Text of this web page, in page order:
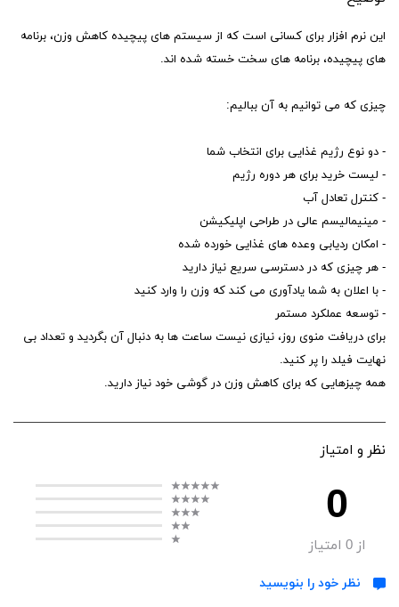
این نرم افزار برای کسانی است که از سیستم های پیچیده کاهش وزن، برنامه
های پیچیده، برنامه های سخت خسته شده اند.
چیزی که می توانیم به آن ببالیم:
- دو نوع رژیم غذایی برای انتخاب شما
- لیست خرید برای هر دوره رژیم
- کنترل تعادل آب
- مینیمالیسم عالی در طراحی اپلیکیشن
- امکان ردیابی وعده های غذایی خورده شده
- هر چیزی که در دسترسی سریع نیاز دارید
- با اعلان به شما یادآوری می کند که وزن را وارد کنید
- توسعه عملکرد مستمر
برای دریافت منوی روز، نیازی نیست ساعت ها به دنبال آن بگردید و تعداد بی
نهایت فیلد را پر کنید.
همه چیزهایی که برای کاهش وزن در گوشی خود نیاز دارید.
نظر و امتیاز
0
از0 امتیاز
نظر خود را بنویسید